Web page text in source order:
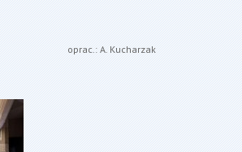
oprac.: A. Kucharzak